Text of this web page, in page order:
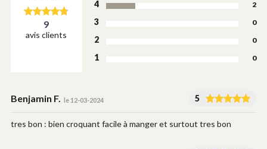
9
avis clients
4 2
3 0
2 0
1 0
Benjamin F. le 12-03-2024 5
tres bon : bien croquant facile à manger et surtout tres bon